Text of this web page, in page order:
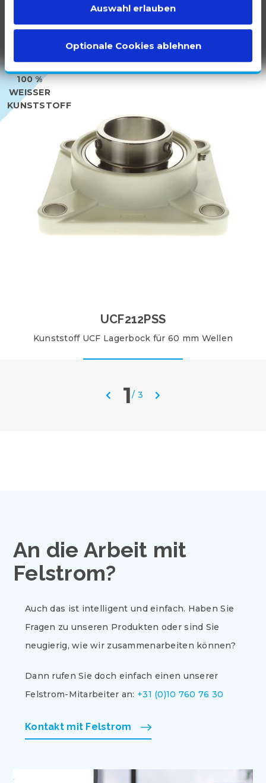
Auswahl erlauben
Optionale Cookies ablehnen
UCF212PSS
Kunststoff UCF Lagerbock für 60 mm Wellen
100 %
WEISSER K
UNSTSTOFF
1/ 3
An die Arbeit mit
Felstrom?
Auch das ist intelligent und einfach. Haben Sie
Fragen zu unseren Produkten oder sind Sie
neugierig, wie wir zusammenarbeiten können?
Dann rufen Sie doch einfach einen unserer
Felstrom-Mitarbeiter an: +31 (0)10 760 76 30
Kontakt mit Felstrom